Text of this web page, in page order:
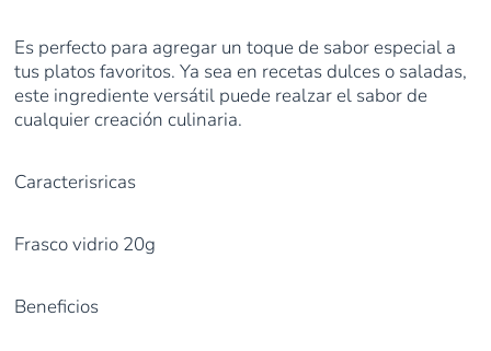
Es perfecto para agregar un toque de sabor especial a
tus platos favoritos. Ya sea en recetas dulces o saladas,
este ingrediente versátil puede realzar el sabor de
cualquier creación culinaria.
Caracterisricas
Frasco vidrio 20g
Beneficios